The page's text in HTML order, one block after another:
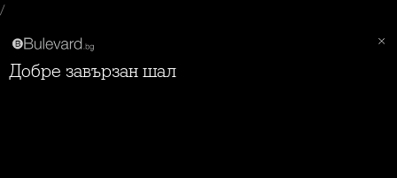
/
Добре завързан шал